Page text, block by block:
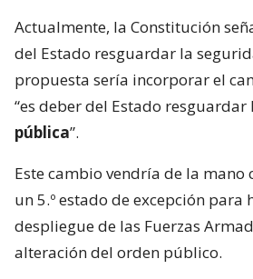
Actualmente, la Constitución
del Estado resguardar la
propuesta sería incorporar el
“es deber del Estado
pública”.
Este cambio vendría de la mano
un 5.º estado de excepción para
despliegue de las Fuerzas
alteración del orden público.